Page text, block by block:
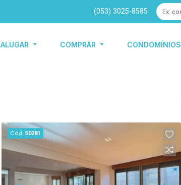
(053) 3025-8585
ALUGAR COMPRAR CONDOMÍNIOS
Cód. 50281